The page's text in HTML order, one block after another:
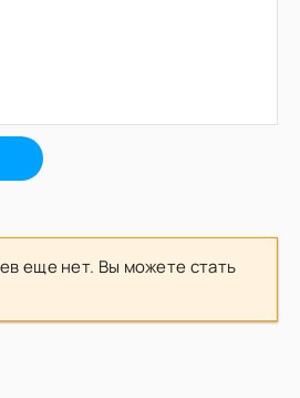
еще нет. Вы можете стать